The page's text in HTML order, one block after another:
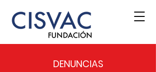
DENUNCIAS